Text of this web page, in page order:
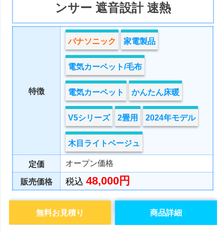
ンサー 遮音設計 速熱
特徴
パナソニック 家電製品
電気カーペット/毛布
電気カーペット かんたん床暖
V5シリーズ 2畳用 2024年モデル
木目ライトベージュ
定価 オープン価格
販売価格 税込48,000円
商品詳細
無料お見積り